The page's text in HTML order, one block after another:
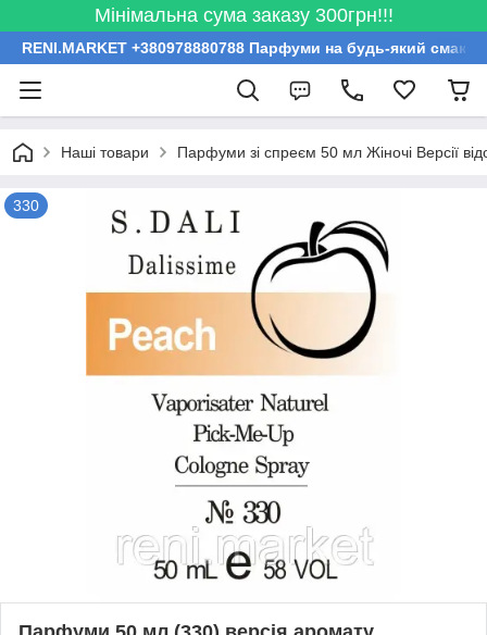
Мінімальна сума заказу 300грн!!!
RENI.MARKET +380978880788 Парфуми на будь-який смак
Наші товари Парфуми зі спреєм 50 мл Жіночі Версії
330